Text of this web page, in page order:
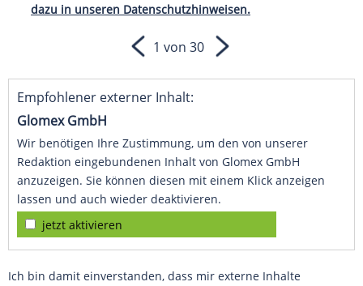
dazu in unseren Datenschutzhinweisen.
1 von 30
Empfohlener externer Inhalt:
Glomex GmbH
Wir benötigen Ihre Zustimmung, um den von unserer
Redaktion eingebundenen Inhalt von Glomex GmbH
anzuzeigen. Sie können diesen mit einem Klick anzeigen
lassen und auch wieder deaktivieren.
jetzt aktivieren
Ich bin damit einverstanden, dass mir externe Inhalte